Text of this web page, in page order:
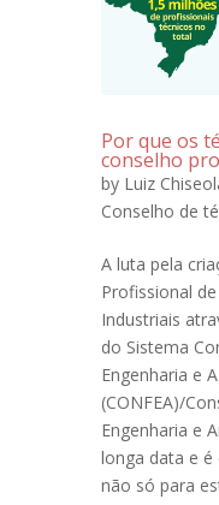
Por que os
conselho
by Luiz
Conselho de
A luta pela
Profissional
Industriais
do Sistema
Engenharia e
(CONFEA)/
Engenharia e
longa data e
não só para